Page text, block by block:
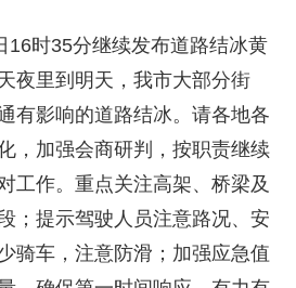
时35分继续发布道路结冰黄
夜里到明天，我市大部分街
有影响的道路结冰。请各地各
，加强会商研判，按职责继续
工作。重点关注高架、桥梁及
；提示驾驶人员注意路况、安
骑车，注意防滑；加强应急值